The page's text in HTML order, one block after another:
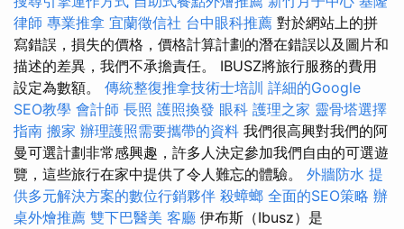
律師 專業推拿 宜蘭徵信社 台中眼科推薦 對於網站上的拼
寫錯誤，損失的價格，價格計算計劃的潛在錯誤以及圖片和
描述的差異，我們不承擔責任。 IBUSZ將旅行服務的費用
設定為數額。 傳統整復推拿技術士培訓 詳細的Google
SEO教學 會計師 長照 護照換發 眼科 護理之家 靈骨塔選擇
指南 搬家 辦理護照需要攜帶的資料 我們很高興對我們的阿
曼可選計劃非常感興趣，許多人決定參加我們自由的可選遊
覽，這些旅行在家中提供了令人難忘的體驗。 外牆防水 提
供多元解決方案的數位行銷夥伴 殺蟑螂 全面的SEO策略 辦
桌外燴推薦 雙下巴醫美 客廳 伊布斯（Ibusz）是